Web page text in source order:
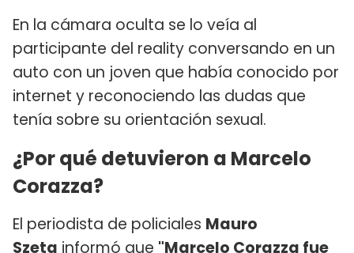
En la cámara oculta se lo veía al
participante del reality conversando en un
auto con un joven que había conocido por
internet y reconociendo las dudas que
tenía sobre su orientación sexual.
¿Por qué detuvieron a Marcelo
Corazza?
El periodista de policiales Mauro
Szeta informó que "Marcelo Corazza fue